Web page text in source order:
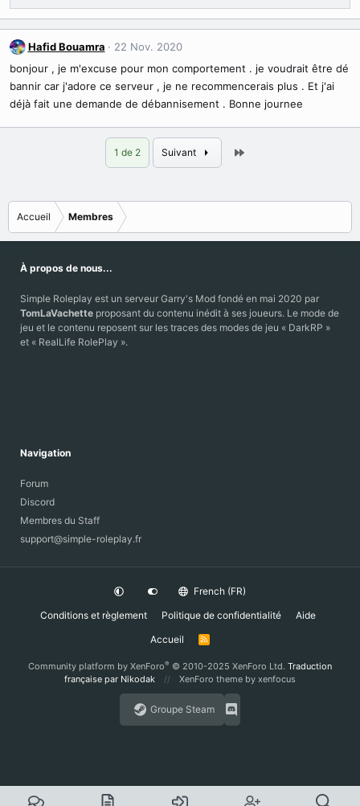
Hafid Bouamra
22 Nov. 2020
bonjour , je m'excuse pour mon comportement . je voudrait être dé
bannir car j'adore ce serveur , je ne recommencerais plus . Et j'ai
déjà fait une demande de débannisement . Bonne journee
1 de 2 Suivant
Accueil Membres
À propos de nous...
Simple Roleplay est un serveur Garry's Mod fondé en mai 2020 par
TomLaVachette proposant du contenu inédit à ses joueurs. Le mode de
jeu et le contenu reposent sur les traces des modes de jeu « DarkRP »
et « RealLife RolePlay ».
Navigation
Forum
Discord
Membres du Staff
support@simple-roleplay.fr
French (FR)
Conditions et règlement
Politique de confidentialité
Aide
Accueil
R
Community platform by XenForo® © 2010-2025 XenForo Ltd. Traduction
française par Nikodak
XenForo theme by xenfocus
Groupe Steam